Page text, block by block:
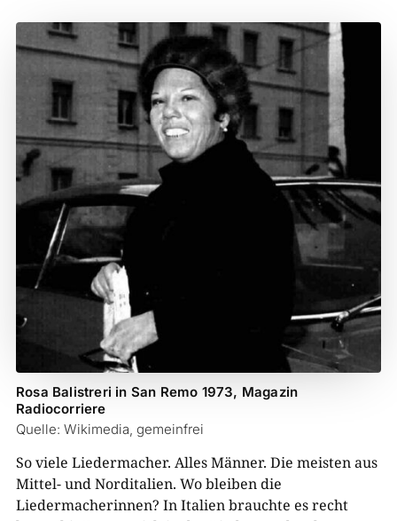
Rosa Balistreri in San Remo 1973, Magazin
Radiocorriere
Quelle: Wikimedia, gemeinfrei
So viele Liedermacher. Alles Männer. Die meisten aus
Mittel- und Norditalien. Wo bleiben die
Liedermacherinnen? In Italien brauchte es recht